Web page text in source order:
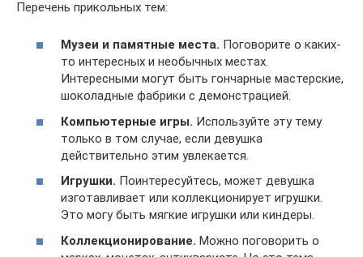
Перечень прикольных тем:
Музеи и памятные места. Поговорите о каких-
то интересных и необычных местах.
Интересными могут быть гончарные мастерские,
шоколадные фабрики с демонстрацией.
Компьютерные игры. Используйте эту тему
только в том случае, если девушка
действительно этим увлекается.
Игрушки. Поинтересуйтесь, может девушка
изготавливает или коллекционирует игрушки.
Это могу быть мягкие игрушки или киндеры.
Коллекционирование. Можно поговорить о